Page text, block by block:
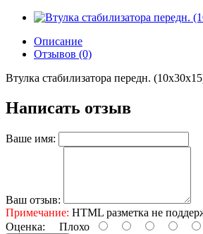
Описание
Отзывов (0)
Втулка стабилизатора передн.
Написать отзыв
Ваше имя:
Ваш отзыв:
Примечание: HTML разметка не
Оценка: Плохо